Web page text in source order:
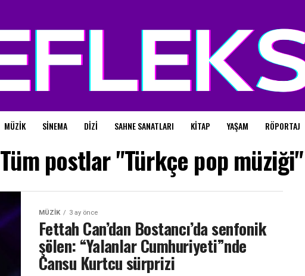
MÜZIK SINEMA DIZI SAHNE SANATLARI KITAP YAŞAM RÖPORTAJ
Tüm postlar "Türkçe pop müziği"
MÜZIK 3 ay önce
Fettah Can’dan Bostancı’da senfonik
şölen: “Yalanlar Cumhuriyeti”nde
Cansu Kurtcu sürprizi